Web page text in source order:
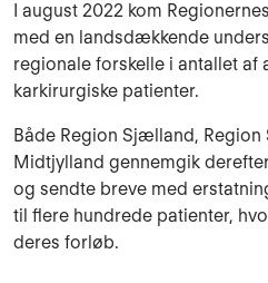
I august 2022 kom
med en landsdækkende
regionale forskelle i antallet af
karkirurgiske patienter.
Både Region Sjælland,
Midtjylland gennemgik
og sendte breve med
til flere hundrede patienter,
deres forløb.